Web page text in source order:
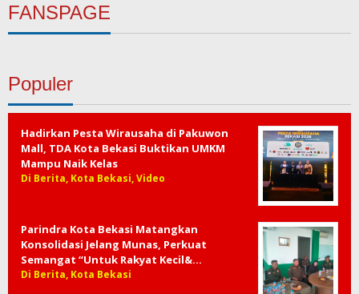
FANSPAGE
Populer
Hadirkan Pesta Wirausaha di Pakuwon
Mall, TDA Kota Bekasi Buktikan UMKM
Mampu Naik Kelas
Di Berita, Kota Bekasi, Video
Parindra Kota Bekasi Matangkan
Konsolidasi Jelang Munas, Perkuat
Semangat “Untuk Rakyat Kecil&…
Di Berita, Kota Bekasi